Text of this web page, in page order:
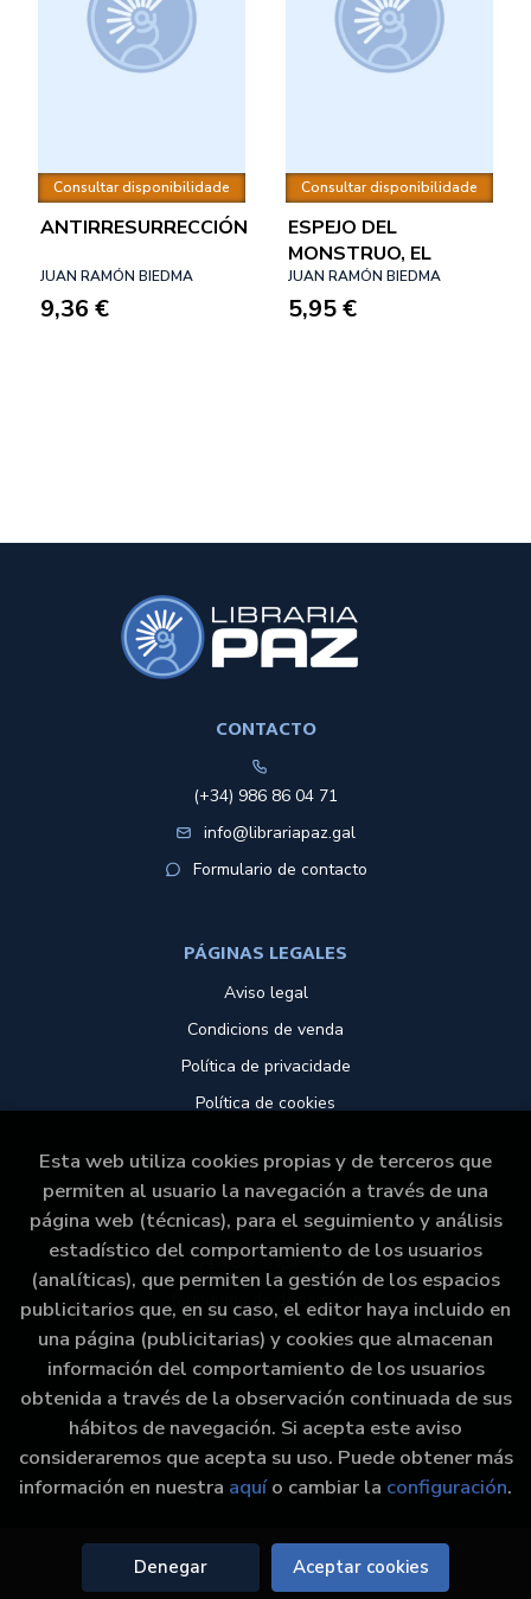
Consultar disponibilidade
ANTIRRESURRECCIÓN
JUAN RAMÓN BIEDMA
9,36 €
Consultar disponibilidade
ESPEJO DEL
MONSTRUO, EL
JUAN RAMÓN BIEDMA
5,95 €
CONTACTO
(+34) 986 86 04 71
info@librariapaz.gal
Formulario de contacto
PÁGINAS LEGALES
Aviso legal
Condicions de venda
Política de privacidade
Política de cookies
ATENCIÓN AL CLIENTE
Quem somos
Pedidos especiais
formulario de desistencia
2026 ©Libraría Paz. Todos los Derechos Reservados
|Grupo Trevenque
Esta web utiliza cookies propias y de terceros que
permiten al usuario la navegación a través de una
página web (técnicas), para el seguimiento y análisis
estadístico del comportamiento de los usuarios
(analíticas), que permiten la gestión de los espacios
publicitarios que, en su caso, el editor haya incluido en
una página (publicitarias) y cookies que almacenan
información del comportamiento de los usuarios
obtenida a través de la observación continuada de sus
hábitos de navegación. Si acepta este aviso
consideraremos que acepta su uso. Puede obtener más
información en nuestra aquío cambiar la configuración.
Denegar Aceptar cookies